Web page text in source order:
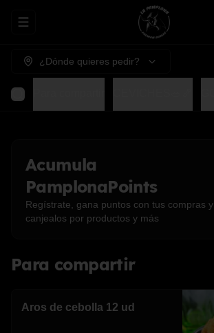
Abrir menu de navegación
¿Dónde quieres pedir?
Acumula
PamplonaPoints
Regístrate, gana puntos con tus compras y
canjealos por productos y más
Para compartir
Aros de cebolla 12 ud